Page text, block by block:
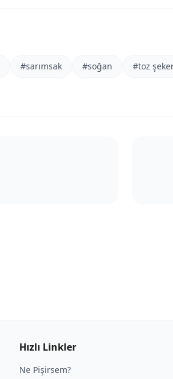
#sarımsak #soğan #toz
Hızlı Linkler
Ne Pişirsem?